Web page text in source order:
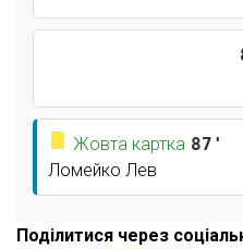
Жовта картка 87'
Ломейко Лев
Поділитися через